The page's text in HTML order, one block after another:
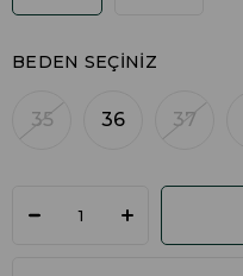
BEDEN SEÇINIZ
35 36 37